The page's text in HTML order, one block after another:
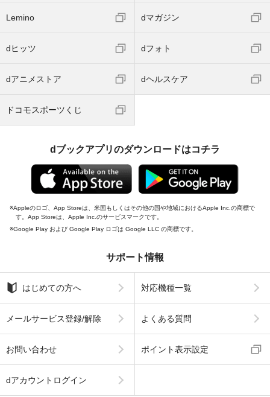
Lemino dマガジン
dヒッツ dフォト
dアニメストア dヘルスケア
ドコモスポーツくじ
dブックアプリのダウンロードはコチラ
Appleのロゴ、App Storeは、米国もしくはその他の国や地域におけるApple Inc.の商標で
す。App Storeは、Apple Inc.のサービスマークです。
Google Play および Google Play ロゴは Google LLC の商標です。
サポート情報
はじめての方へ 対応機種一覧
メールサービス登録/解除 よくある質問
お問い合わせ ポイント表示設定
dアカウントログイン